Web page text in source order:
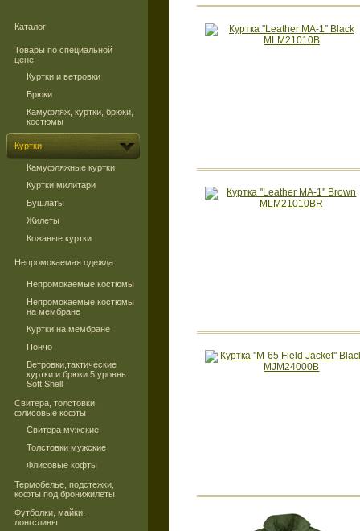
Каталог
Товары по специальной
цене
Куртки и ветровки
Брюки
Камуфляж, куртки, брюки,
костюмы
Куртки
Камуфляжные куртки
Куртки милитари
Бушлаты
Жилеты
Кожаные куртки
Непромокаемая одежда
Непромокаемые костюмы
Непромокаемые костюмы
на мембране
Куртки на мембране
Пончо
Ветровки,тактические
куртки и брюки 5 уровнь
Soft Shell
Свитера, толстовки,
флисовые кофты
Свитера мужские
Толстовки мужские
Флисовые кофты
Термобелье, подстежки,
кофты под бронижилеты
Футболки, майки,
лонгсливы